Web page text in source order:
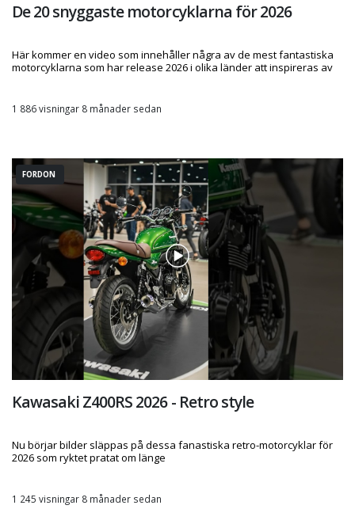
De 20 snyggaste motorcyklarna för 2026
Här kommer en video som innehåller några av de mest fantastiska
motorcyklarna som har release 2026 i olika länder att inspireras av
1 886 visningar 8 månader sedan
FORDON
Kawasaki Z400RS 2026 - Retro style
Nu börjar bilder släppas på dessa fanastiska retro-motorcyklar för
2026 som ryktet pratat om länge
1 245 visningar 8 månader sedan